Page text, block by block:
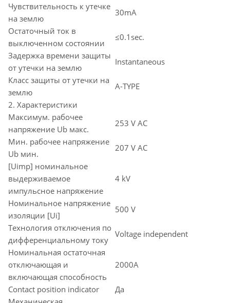
Чувствительность к утечке
на землю
30mA
Остаточный ток в
выключенном состоянии
≤0.1sec.
Задержка времени защиты
от утечки на землю
Instantaneous
Класс защиты от утечки на
землю
A-TYPE
2. Характеристики
Максимум. рабочее
напряжение Ub макс.
253 V AC
Мин. рабочее напряжение
Ub мин.
207 V AC
[Uimp] номинальное
выдерживаемое
импульсное напряжение
4 kV
Номинальное напряжение
изоляции [Ui]
500 V
Технология отключения по
дифференциальному току
Voltage independent
Номинальная остаточная
отключающая и
включающая способность
2000A
Contact position indicator
Да